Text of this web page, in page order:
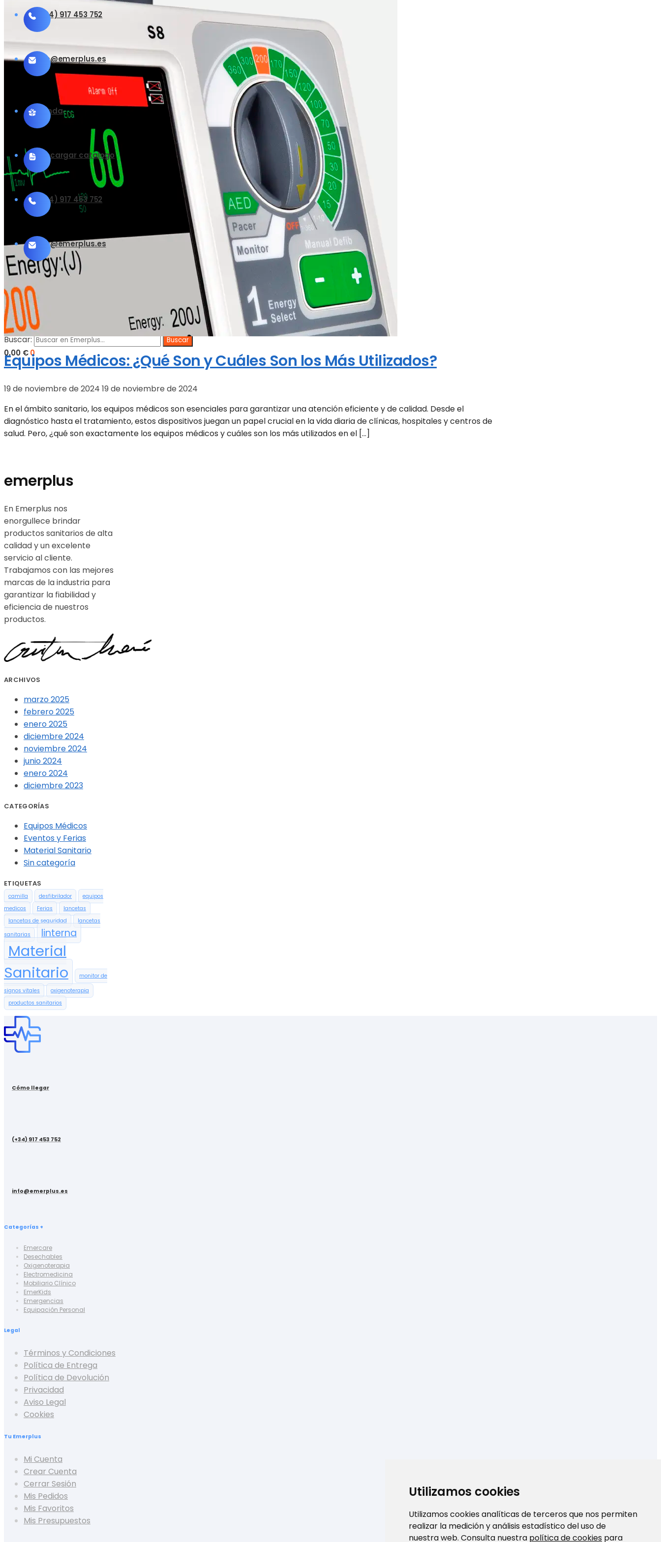
Utilizamos cookies
Utilizamos cookies analíticas de terceros que nos permiten
realizar la medición y análisis estadístico del uso de
nuestra web. Consulta nuestra política de cookies para
(+34) 917 453 752
info@emerplus.es
Tienda
Descargar catalogo
(+34) 917 453 752
info@emerplus.es
BÚSQUEDA
Buscar:
0,00 € 0
Equipos Médicos: ¿Qué Son y Cuáles Son los Más Utilizados?
19 de noviembre de 2024 19 de noviembre de 2024
En el ámbito sanitario, los equipos médicos son esenciales para garantizar una atención eficiente y de calidad. Desde el
diagnóstico hasta el tratamiento, estos dispositivos juegan un papel crucial en la vida diaria de clínicas, hospitales y centros de
salud. Pero, ¿qué son exactamente los equipos médicos y cuáles son los más utilizados en el […]
emerplus
En Emerplus nos
enorgullece brindar
productos sanitarios de alta
calidad y un excelente
servicio al cliente.
Trabajamos con las mejores
marcas de la industria para
garantizar la fiabilidad y
eficiencia de nuestros
productos.
ARCHIVOS
marzo 2025
febrero 2025
enero 2025
diciembre 2024
noviembre 2024
junio 2024
enero 2024
diciembre 2023
CATEGORÍAS
Equipos Médicos
Eventos y Ferias
Material Sanitario
Sin categoría
ETIQUETAS
camilla desfibrilador
equipos
medicos
Ferias
lancetas
lancetas de seguridad
lancetas
sanitarias
linterna
Material
Sanitario
monitor de
signos vitales
oxigenoterapia
productos sanitarios
Cómo llegar
(+34) 917 453 752
info@emerplus.es
Categorías +
Emercare
Desechables
Oxigenoterapia
Electromedicina
Mobiliario Clínico
EmerKids
Emergencias
Equipación Personal
Legal
Términos y Condiciones
Política de Entrega
Política de Devolución
Privacidad
Aviso Legal
Cookies
Tu Emerplus
Mi Cuenta
Crear Cuenta
Cerrar Sesión
Mis Pedidos
Mis Favoritos
Mis Presupuestos